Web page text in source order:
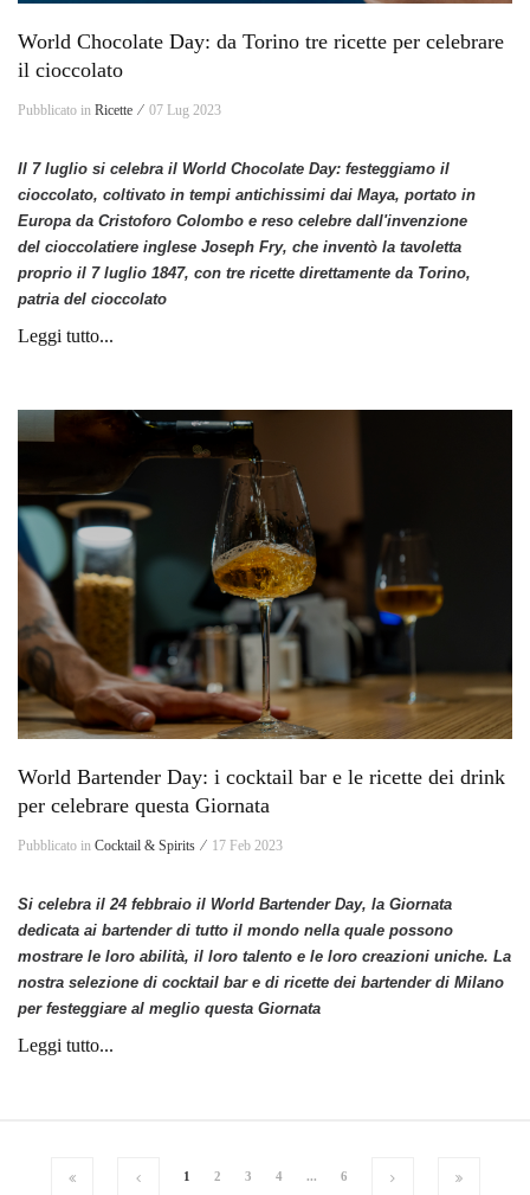
World Chocolate Day: da Torino tre ricette per celebrare
il cioccolato
Pubblicato in Ricette ⁄ 07 Lug 2023
Il 7 luglio si celebra il World Chocolate Day: festeggiamo il
cioccolato, coltivato in tempi antichissimi dai Maya, portato in
Europa da Cristoforo Colombo e reso celebre dall'invenzione
del cioccolatiere inglese Joseph Fry, che inventò la tavoletta
proprio il 7 luglio 1847, con tre ricette direttamente da Torino,
patria del cioccolato
Leggi tutto...
World Bartender Day: i cocktail bar e le ricette dei drink
per celebrare questa Giornata
Pubblicato in Cocktail & Spirits ⁄ 17 Feb 2023
Si celebra il 24 febbraio il World Bartender Day, la Giornata
dedicata ai bartender di tutto il mondo nella quale possono
mostrare le loro abilità, il loro talento e le loro creazioni uniche. La
nostra selezione di cocktail bar e di ricette dei bartender di Milano
per festeggiare al meglio questa Giornata
Leggi tutto...
1 2 3 4 ... 6